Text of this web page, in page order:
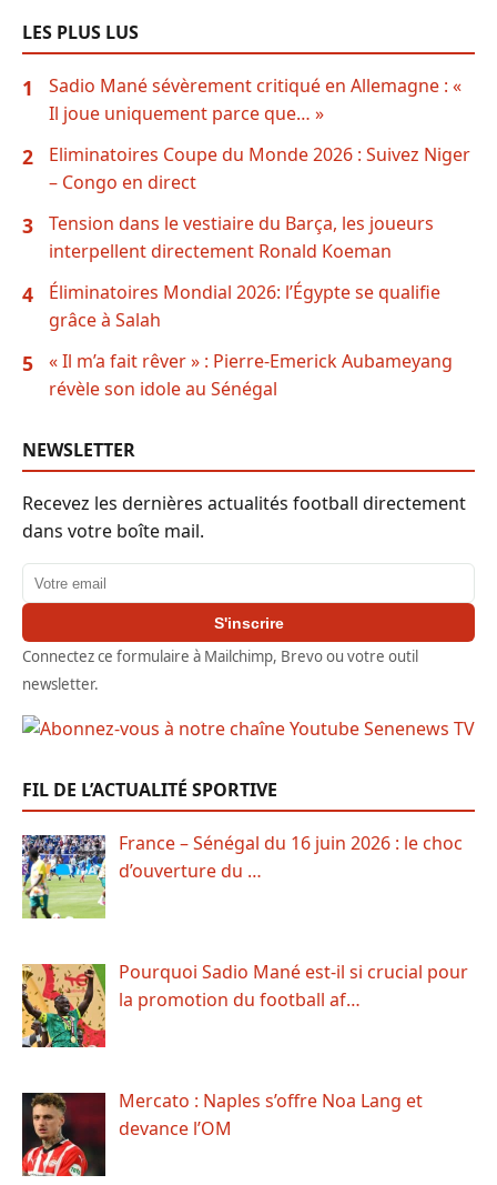
LES PLUS LUS
1
Sadio Mané sévèrement critiqué en Allemagne : «
Il joue uniquement parce que… »
2
Eliminatoires Coupe du Monde 2026 : Suivez Niger
– Congo en direct
3
Tension dans le vestiaire du Barça, les joueurs
interpellent directement Ronald Koeman
4
Éliminatoires Mondial 2026: l’Égypte se qualifie
grâce à Salah
5
« Il m’a fait rêver » : Pierre-Emerick Aubameyang
révèle son idole au Sénégal
NEWSLETTER
Recevez les dernières actualités football directement
dans votre boîte mail.
Adresse email
S'inscrire
Connectez ce formulaire à Mailchimp, Brevo ou votre outil
newsletter.
FIL DE L’ACTUALITÉ SPORTIVE
France – Sénégal du 16 juin 2026 : le choc
d’ouverture du …
Pourquoi Sadio Mané est-il si crucial pour
la promotion du football af…
Mercato : Naples s’offre Noa Lang et
devance l’OM